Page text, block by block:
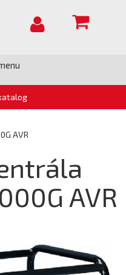
AVR
AVR